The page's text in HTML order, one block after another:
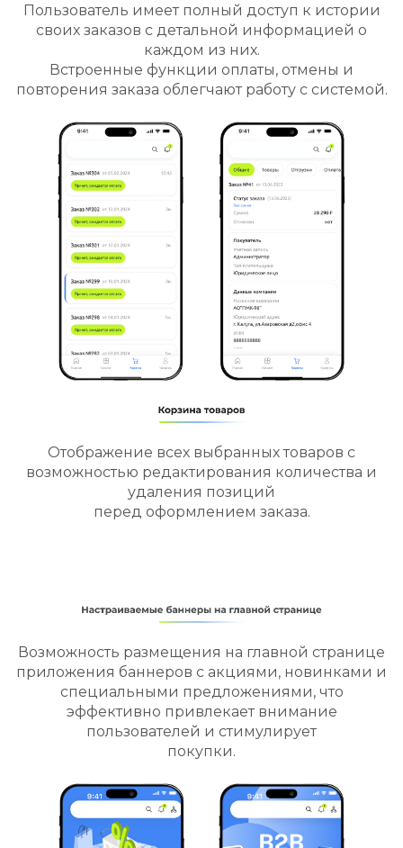
Пользователь имеет полный доступ к истории
своих заказов с детальной информацией о
каждом из них.
Встроенные функции оплаты, отмены и
повторения заказа облегчают работу с системой.
Отображение всех выбранных товаров с
возможностью редактирования количества и
удаления позиций
перед оформлением заказа.